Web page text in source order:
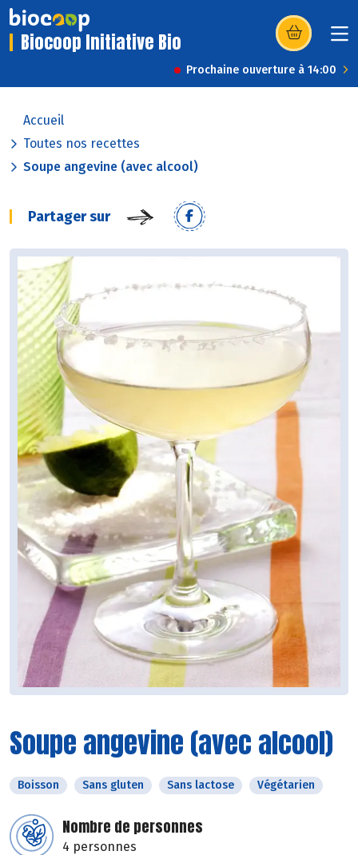
Biocoop Initiative Bio (s’ouvre dans
Prochaine ouverture à 14:00
Accueil
Toutes nos recettes
Soupe angevine (avec alcool)
Partager sur
Soupe angevine (avec alcool)
Boisson Sans gluten Sans lactose Végétarien
Nombre de personnes
4 personnes